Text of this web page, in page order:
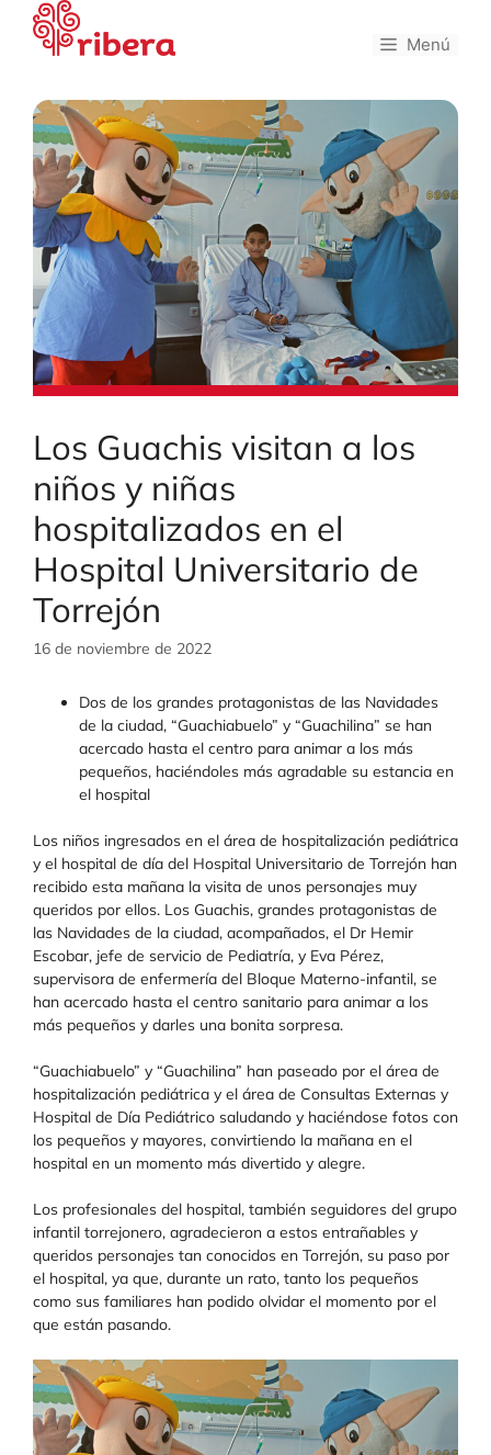
Saltar
contenido
Menú
Los Guachis visitan a los
niños y niñas
hospitalizados en el
Hospital Universitario de
Torrejón
16 de noviembre de 2022
Dos de los grandes protagonistas de las Navidades
de la ciudad, “Guachiabuelo” y “Guachilina” se han
acercado hasta el centro para animar a los más
pequeños, haciéndoles más agradable su estancia en
el hospital
Los niños ingresados en el área de hospitalización pediátrica
y el hospital de día del Hospital Universitario de Torrejón han
recibido esta mañana la visita de unos personajes muy
queridos por ellos. Los Guachis, grandes protagonistas de
las Navidades de la ciudad, acompañados, el Dr Hemir
Escobar, jefe de servicio de Pediatría, y Eva Pérez,
supervisora de enfermería del Bloque Materno-infantil, se
han acercado hasta el centro sanitario para animar a los
más pequeños y darles una bonita sorpresa.
“Guachiabuelo” y “Guachilina” han paseado por el área de
hospitalización pediátrica y el área de Consultas Externas y
Hospital de Día Pediátrico saludando y haciéndose fotos con
los pequeños y mayores, convirtiendo la mañana en el
hospital en un momento más divertido y alegre.
Los profesionales del hospital, también seguidores del grupo
infantil torrejonero, agradecieron a estos entrañables y
queridos personajes tan conocidos en Torrejón, su paso por
el hospital, ya que, durante un rato, tanto los pequeños
como sus familiares han podido olvidar el momento por el
que están pasando.